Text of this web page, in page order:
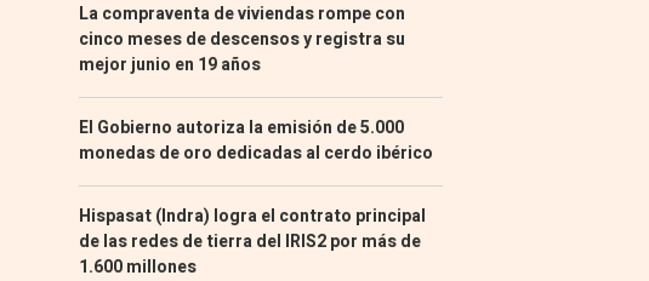
La compraventa de viviendas rompe con
cinco meses de descensos y registra su
mejor junio en 19 años
El Gobierno autoriza la emisión de 5.000
monedas de oro dedicadas al cerdo ibérico
Hispasat (Indra) logra el contrato principal
de las redes de tierra del IRIS2 por más de
1.600 millones